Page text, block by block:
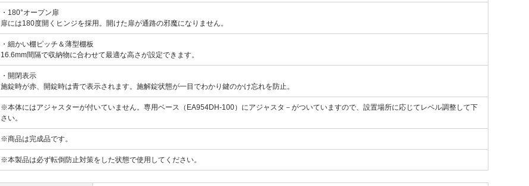
・180°オープン扉
扉には180度開くヒンジを採用。開けた扉が通路の邪魔になりません。
・細かい棚ピッチ＆薄型棚板
16.6mm間隔で収納物に合わせて最適な高さが設定できます。
・開閉表示
施錠時が赤、開錠時は青で表示されます。施解錠状態が一目でわかり鍵のかけ忘れを防止。
※本体にはアジャスターが付いていません。専用ベース（EA954DH-100）にアジャスタ－がついていますので、設置場所に応じてレベル調整して下
さい。
※商品は完成品です。
※本製品は必ず転倒防止対策をした状態で使用してください。